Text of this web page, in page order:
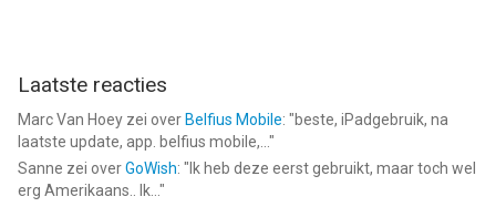
Laatste reacties
Marc Van Hoey zei over Belfius Mobile: "beste, iPadgebruik, na
laatste update, app. belfius mobile,... "
Sanne zei overGoWish: " Ik heb deze eerst gebruikt, maar toch wel
erg Amerikaans.. Ik... "